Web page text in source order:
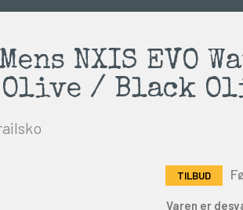
NXIS EVO
Olive / Black
Varen er